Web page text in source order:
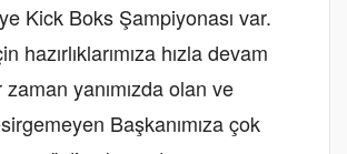
Kick Boks Şampiyonası var.
hazırlıklarımıza hızla devam
yanımızda olan ve
Başkanımıza çok